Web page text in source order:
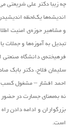
چه زیبا دکتر علی شریعتی
اندیشه‌ها یک‌لحظه
و مشاهیر حوزه‌ی امنیت
تبدیل به آموزه‌ها و جملات
فرهیخته‌ی دانشگاه صنعتی
سلیمان فلاح، دکتر بابک
احمد افشار – مشغول کسب
نه به‌معنای جسارت در
بزرگواران و ادامه دادن
است.